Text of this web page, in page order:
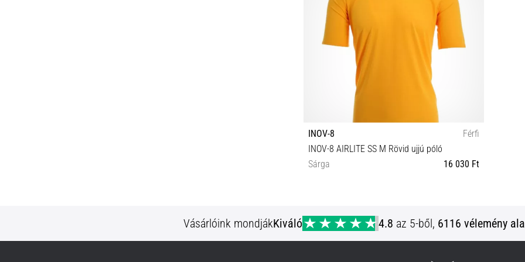
INOV-8
Férfi
INOV-8 AIRLITE SS M Rövid ujjú póló
Sárga
16 030 Ft
Vásárlóink mondjákKiváló 4.8 az 5-ből, 6116 vélemény